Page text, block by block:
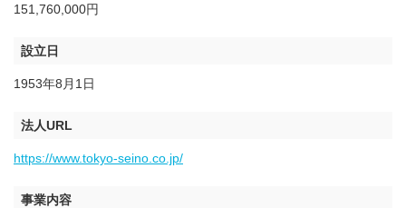
151,760,000円
設立日
1953年8月1日
法人URL
https://www.tokyo-seino.co.jp/
事業内容